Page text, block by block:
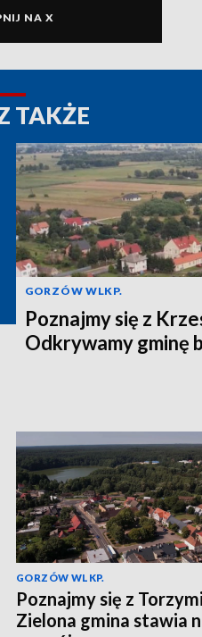
NA X
TAKŻE
GORZÓW WLKP.
Poznajmy się z
Odkrywamy gminę
GORZÓW WLKP.
Poznajmy się z
Zielona gmina stawia